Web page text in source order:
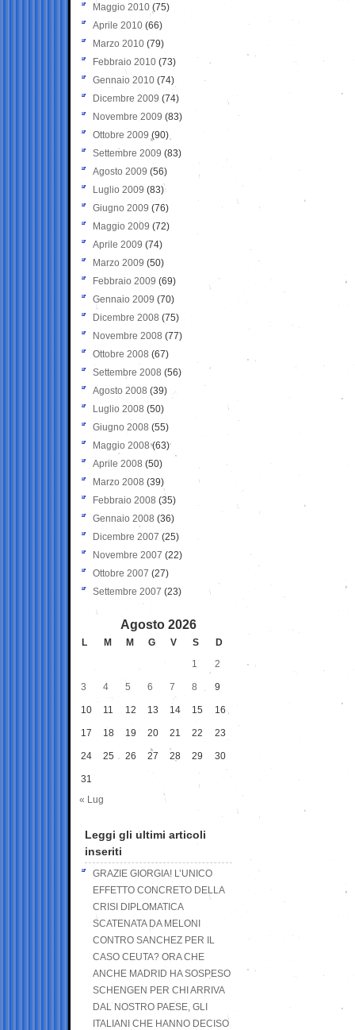
Maggio 2010 (75)
Aprile 2010 (66)
Marzo 2010 (79)
Febbraio 2010 (73)
Gennaio 2010 (74)
Dicembre 2009 (74)
Novembre 2009 (83)
Ottobre 2009 (90)
Settembre 2009 (83)
Agosto 2009 (56)
Luglio 2009 (83)
Giugno 2009 (76)
Maggio 2009 (72)
Aprile 2009 (74)
Marzo 2009 (50)
Febbraio 2009 (69)
Gennaio 2009 (70)
Dicembre 2008 (75)
Novembre 2008 (77)
Ottobre 2008 (67)
Settembre 2008 (56)
Agosto 2008 (39)
Luglio 2008 (50)
Giugno 2008 (55)
Maggio 2008(63)
Aprile 2008 (50)
Marzo 2008 (39)
Febbraio 2008 (35)
Gennaio 2008 (36)
Dicembre 2007 (25)
Novembre 2007 (22)
Ottobre 2007 (27)
Settembre 2007 (23)
Agosto 2026
L M M G V S
D
1
2
3 4 5 6 7 8 9
10 11 12 13 14 15 16
17 18 19 20 21 22 23
24 25 26 27 28 29 30
31
« Lug
Leggi gli ultimi articoli
inseriti
GRAZIE GIORGIA! L’UNICO
EFFETTO CONCRETO DELLA
CRISI DIPLOMATICA
SCATENATA DA MELONI
CONTRO SANCHEZ PER IL
CASO CEUTA? ORA CHE
ANCHE MADRID HA SOSPESO
SCHENGEN PER CHI ARRIVA
DAL NOSTRO PAESE, GLI
ITALIANI CHE HANNO DECISO